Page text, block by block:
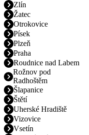
Zlín
Žatec
Otrokovice
Písek
Plzeň
Praha
Roudnice nad Labem
Rožnov pod
Radhoštěm
Šlapanice
Štětí
Uherské Hradiště
Vizovice
Vsetín